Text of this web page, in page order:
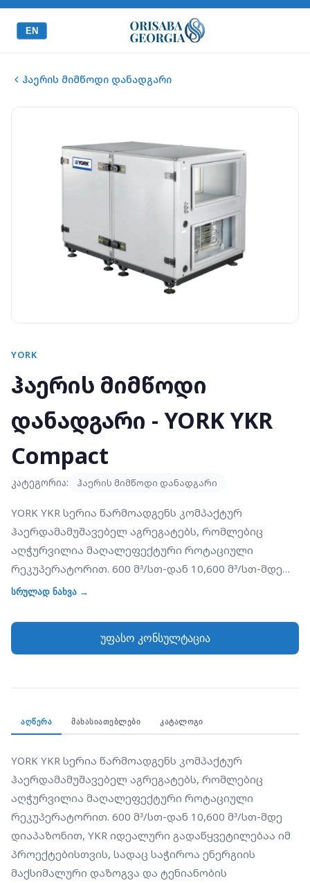
EN
ჰაერის მიმწოდი დანადგარი
YORK
ჰაერის მიმწოდი
დანადგარი - YORK YKR
Compact
კატეგორია: ჰაერის მიმწოდი დანადგარი
YORK YKR სერია წარმოადგენს კომპაქტურ
ჰაერდამამუშავებელ აგრეგატებს, რომლებიც
აღჭურვილია მაღალეფექტური როტაციული
რეკუპერატორით. 600 მ³/სთ-დან 10,600 მ³/სთ-მდე
დიაპაზონით, YKR იდეალური გადაწყვეტილებაა იმ
მაქსიმალური დაზოგვა და ტენიანობის
ნაწილობრივი დაბრუნება შენობაში. როტაციული
საგრძნობლად აადვილებს მონტაჟს შეზღუდულ
სივრცეებში, ხოლო ინტეგრირებული EC
ვენტილატორები უზრუნველყოფენ ჩუმ მუშაობას.
YKR საუკეთესო არჩევანია თანამედროვე საოფისე
ფართებისთვის, სასტუმროებისა და კომერციული
ობიექტებისთვის, რომლებიც ორიენტირებულნი
არიან დაბალ საოპერაციო ხარჯებზე.
სრულად ნახვა →
უფასო კონსულტაცია
ᲐᲦᲬᲔᲠᲐ ᲛᲐᲮᲐᲡᲘᲐᲗᲔᲑᲚᲔᲑᲘ ᲙᲐᲢᲐᲚᲝᲒᲘ
YORK YKR სერია წარმოადგენს კომპაქტურ
ჰაერდამამუშავებელ აგრეგატებს, რომლებიც
აღჭურვილია მაღალეფექტური როტაციული
რეკუპერატორით. 600 მ³/სთ-დან 10,600 მ³/სთ-მდე
დიაპაზონით, YKR იდეალური გადაწყვეტილებაა იმ
პროექტებისთვის, სადაც საჭიროა ენერგიის
მაქსიმალური დაზოგვა და ტენიანობის